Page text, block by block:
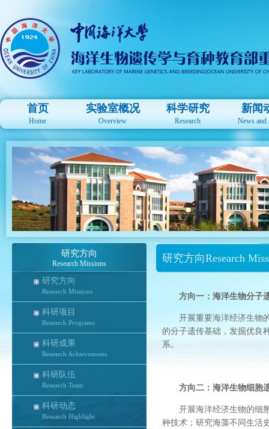
首页
Home
实验室概况
Overview
科学研究
Research
新闻
News and
研究方向
Research Missions
研究方向
Research Missions
科研项目
Research Programs
科研成果
Research Achievements
科研队伍
Research Team
科研动态
Research Highlight
研究方向Research
方向一：海洋生物分子
开展重要海洋经济生物
的分子遗传基础，发掘优良
系。
方向二：海洋生物细胞
开展海洋经济生物的细
种技术；研究海藻不同生活